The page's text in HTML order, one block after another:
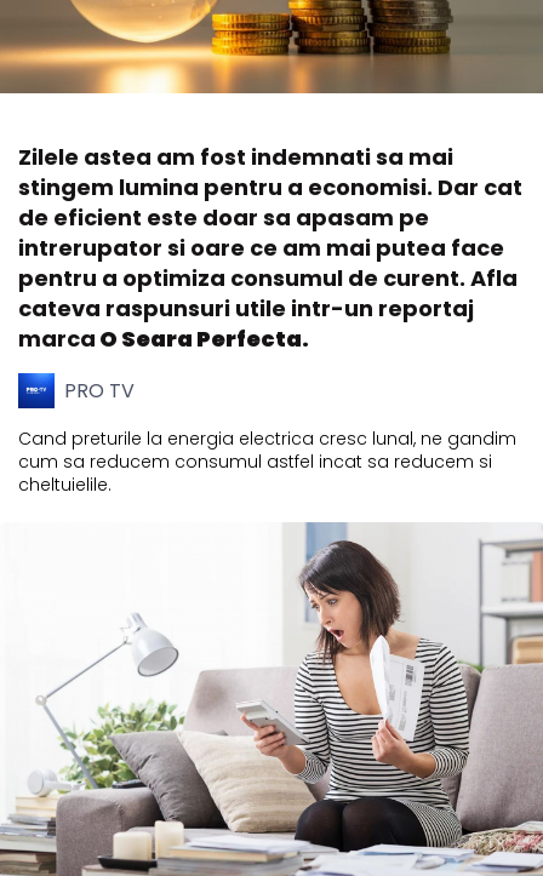
Zilele astea am fost indemnati sa mai
stingem lumina pentru a economisi. Dar cat
de eficient este doar sa apasam pe
intrerupator si oare ce am mai putea face
pentru a optimiza consumul de curent. Afla
cateva raspunsuri utile intr-un reportaj
marca O Seara Perfecta.
PRO TV
Cand preturile la energia electrica cresc lunal, ne gandim
cum sa reducem consumul astfel incat sa reducem si
cheltuielile.